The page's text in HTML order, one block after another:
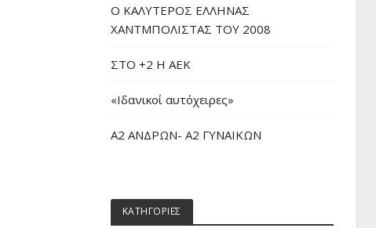
O ΚΑΛΥΤΕΡΟΣ ΕΛΛΗΝΑΣ
ΧΑΝΤΜΠΟΛΙΣΤΑΣ ΤΟΥ 2008
ΣΤΟ +2 Η ΑΕΚ
«Iδανικοί αυτόχειρες»
Α2 ΑΝΔΡΩΝ- Α2 ΓΥΝΑΙΚΩΝ
ΚΑΤΗΓΟΡΙΕΣ